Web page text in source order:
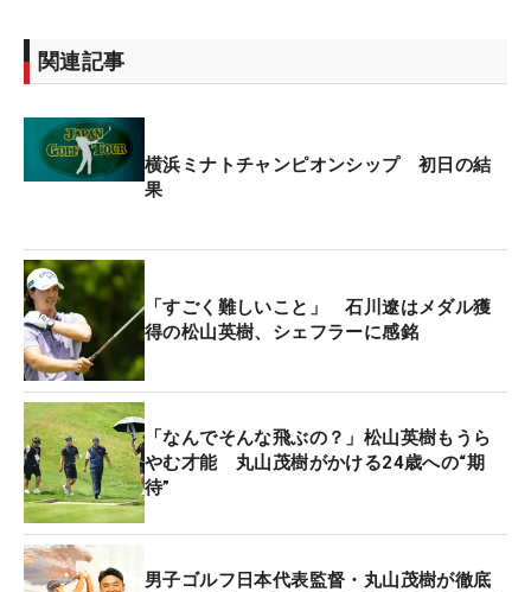
関連記事
横浜ミナトチャンピオンシップ 初日の結
果
「すごく難しいこと」 石川遼はメダル獲
得の松山英樹、シェフラーに感銘
「なんでそんな飛ぶの？」松山英樹もうら
やむ才能 丸山茂樹がかける24歳への“期
待”
男子ゴルフ日本代表監督・丸山茂樹が徹底